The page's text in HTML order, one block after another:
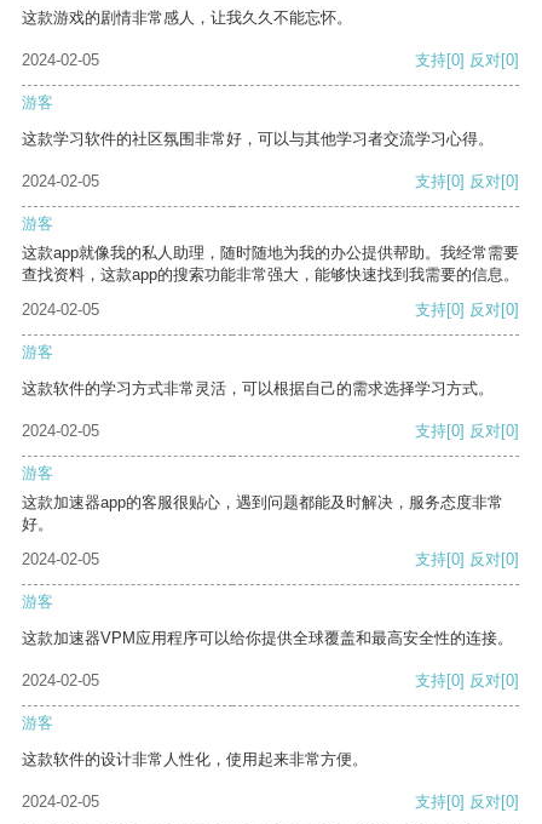
这款游戏的剧情非常感人，让我久久不能忘怀。
2024-02-05 支持[0] 反对[0]
游客
这款学习软件的社区氛围非常好，可以与其他学习者交流学习心得。
2024-02-05 支持[0] 反对[0]
游客
这款app就像我的私人助理，随时随地为我的办公提供帮助。我经常需要
查找资料，这款app的搜索功能非常强大，能够快速找到我需要的信息。
2024-02-05
支持[0] 反对[0]
游客
这款软件的学习方式非常灵活，可以根据自己的需求选择学习方式。
2024-02-05 支持[0] 反对[0]
游客
这款加速器app的客服很贴心，遇到问题都能及时解决，服务态度非常
好。
2024-02-05
支持[0] 反对[0]
游客
这款加速器VPM应用程序可以给你提供全球覆盖和最高安全性的连接。
2024-02-05 支持[0] 反对[0]
游客
这款软件的设计非常人性化，使用起来非常方便。
2024-02-05 支持[0] 反对[0]